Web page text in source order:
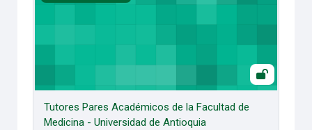
Tutores Pares Académicos de la Facultad de
Medicina - Universidad de Antioquia